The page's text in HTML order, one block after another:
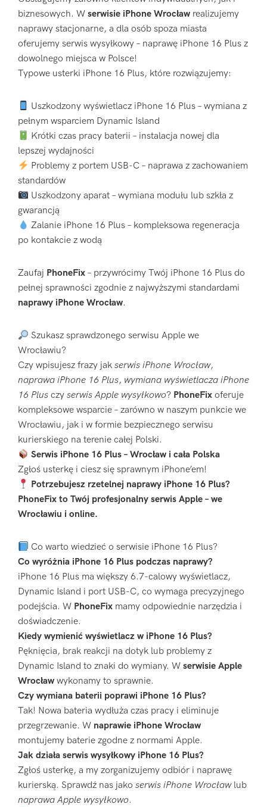
biznesowych. W serwisie iPhone Wrocław realizujemy
naprawy stacjonarne, a dla osób spoza miasta
oferujemy serwis wysyłkowy – naprawę iPhone 16 Plus z
dowolnego miejsca w Polsce!
Typowe usterki iPhone 16 Plus, które rozwiązujemy:
Uszkodzony wyświetlacz iPhone 16 Plus – wymiana z
pełnym wsparciem Dynamic Island
Krótki czas pracy baterii – instalacja nowej dla
lepszej wydajności
Problemy z portem USB-C – naprawa z zachowaniem
standardów
Uszkodzony aparat – wymiana modułu lub szkła z
gwarancją
Zalanie iPhone 16 Plus – kompleksowa regeneracja
po kontakcie z wodą
Zaufaj PhoneFix – przywrócimy Twój iPhone 16 Plus do
pełnej sprawności zgodnie z najwyższymi standardami
naprawy iPhone Wrocław.
Szukasz sprawdzonego serwisu Apple we
Wrocławiu?
Czy wpisujesz frazy jak serwis iPhone Wrocław,
naprawa iPhone 16 Plus, wymiana wyświetlacza iPhone
16 Plus czy serwis Apple wysyłkowo? PhoneFix oferuje
kompleksowe wsparcie – zarówno w naszym punkcie we
Wrocławiu, jak i w formie bezpiecznego serwisu
kurierskiego na terenie całej Polski.
Serwis iPhone 16 Plus – Wrocław i cała Polska
Zgłoś usterkę i ciesz się sprawnym iPhone’em!
Potrzebujesz rzetelnej naprawy iPhone 16 Plus?
PhoneFix to Twój profesjonalny serwis Apple – we
Wrocławiu i online.
Co warto wiedzieć o serwisie iPhone 16 Plus?
Co wyróżnia iPhone 16 Plus podczas naprawy?
iPhone 16 Plus ma większy 6.7-calowy wyświetlacz,
Dynamic Island i port USB-C, co wymaga precyzyjnego
podejścia. W PhoneFix mamy odpowiednie narzędzia i
doświadczenie.
Kiedy wymienić wyświetlacz w iPhone 16 Plus?
Pęknięcia, brak reakcji na dotyk lub problemy z
Dynamic Island to znaki do wymiany. W serwisie Apple
Wrocław wykonamy to sprawnie.
Czy wymiana baterii poprawi iPhone 16 Plus?
Tak! Nowa bateria wydłuża czas pracy i eliminuje
przegrzewanie. W naprawie iPhone Wrocław
montujemy baterie zgodne z normami Apple.
Jak działa serwis wysyłkowy iPhone 16 Plus?
Zgłoś usterkę, a my zorganizujemy odbiór i naprawę
kurierską. Sprawdź nas jako serwis iPhone Wrocławlub
naprawa Apple wysyłkowo.